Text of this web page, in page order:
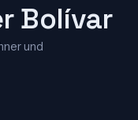
Bolívar
und